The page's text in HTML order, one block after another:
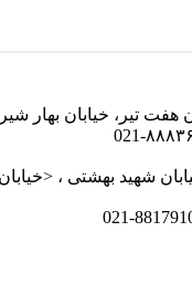
هفت تیر، خیابان بهار
شهید بهشتی ، <خیابان سرافراز، کوچه